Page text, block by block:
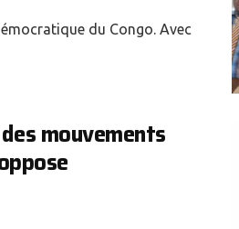
du Congo. Avec
mouvements